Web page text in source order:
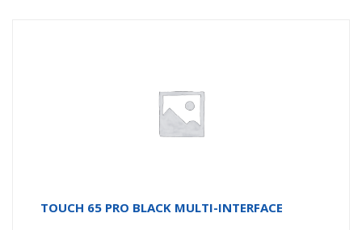
TOUCH 65 PRO BLACK MULTI-INTERFACE